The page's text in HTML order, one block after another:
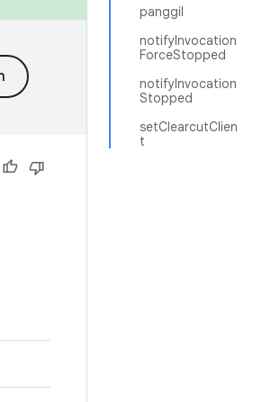
panggil
notifyInvocation
ForceStopped
notifyInvocation
Stopped
setClearcutClien
t